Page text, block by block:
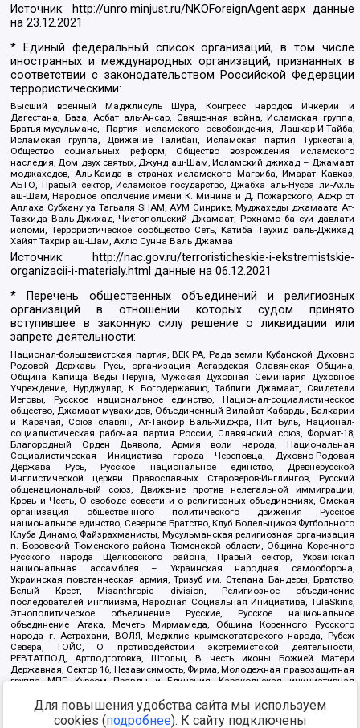
Источник: http://unro.minjust.ru/NKOForeignAgent.aspxданные
на23.12.2021
* Единый федеральный список организаций, в том числе
иностранных и международных организаций, признанных в
соответствии с законодательством Российской Федерации
террористическими:
Высший военный Маджлисуль Шура, Конгресс народов Ичкерии и
Дагестана, База, Асбат аль-Ансар, Священная война, Исламская группа,
Братья-мусульмане, Партия исламского освобождения, Лашкар-И-Тайба,
Исламская группа, Движение Талибан, Исламская партия Туркестана,
Общество социальных реформ, Общество возрождения исламского
наследия, Дом двух святых, Джунд аш-Шам, Исламский джихад – Джамаат
моджахедов, Аль-Каида в странах исламского Магриба, Имарат Кавказ,
АБТО, Правый сектор, Исламское государство, Джабха аль-Нусра ли-Ахль
аш-Шам, Народное ополчение имени К. Минина и Д. Пожарского, Аджр от
Аллаха Субхану уа Тагьаля SHAM, АУМ Синрике, Муджахеды джамаата Ат-
Тавхида Валь-Джихад, Чистопольский Джамаат, Рохнамо ба суи давлати
исломи, Террористическое сообщество Сеть, Катиба Таухид валь-Джихад,
Хайят Тахрир аш-Шам, Ахлю Сунна Валь Джамаа
Источник:
http://nac.gov.ru/terroristicheskie-i-ekstremistskie-
organizacii-i-materialy.html данные на06.12.2021
* Перечень общественных объединений и религиозных
организаций в отношении которых судом принято
вступившее в законную силу решение о ликвидации или
запрете деятельности:
Национал-большевистская партия, ВЕК РА, Рада земли Кубанской Духовно
Родовой Державы Русь, организация Асгардская Славянская Община,
Община Капища Веды Перуна, Мужская Духовная Семинария Духовное
Учреждение, Нурджулар, К Богодержавию, Таблиги Джамаат, Свидетели
Иеговы, Русское национальное единство, Национал-социалистическое
общество, Джамаат мувахидов, Объединенный Вилайат Кабарды, Балкарии
и Карачая, Союз славян, Ат-Такфир Валь-Хиджра, Пит Буль, Национал-
социалистическая рабочая партия России, Славянский союз, Формат-18,
Благородный Орден Дьявола, Армия воли народа, Национальная
Социалистическая Инициатива города Череповца, Духовно-Родовая
Держава Русь, Русское национальное единство, Древнерусской
Инглистической церкви Православных Староверов-Инглингов, Русский
общенациональный союз, Движение против нелегальной иммиграции,
Кровь и Честь, О свободе совести и о религиозных объединениях, Омская
организация общественного политического движения Русское
национальное единство, Северное Братство, Клуб Болельщиков Футбольного
Клуба Динамо, Файзрахманисты, Мусульманская религиозная организация
п. Боровский Тюменского района Тюменской области, Община Коренного
Русского народа Щелковского района, Правый сектор, Украинская
национальная ассамблея – Украинская народная самооборона,
Украинская повстанческая армия, Тризуб им. Степана Бандеры, Братство,
Белый Крест, Misanthropic division, Религиозное объединение
последователей инглиизма, Народная Социальная Инициатива, TulaSkins,
Этнополитическое объединение Русские, Русское национальное
объединение Атака, Мечеть Мирмамеда, Община Коренного Русского
народа г. Астрахани, ВОЛЯ, Меджлис крымскотатарского народа, Рубеж
Севера, ТОЙС, О противодействии экстремистской деятельности,
РЕВТАТПОД, Артподготовка, Штольц, В честь иконы Божией Матери
Державная, Сектор 16, Независимость, Фирма, Молодежная правозащитная
группа МПГ, Курсом Правды и Единения, Каракольская инициативная
Благотворительный пансионат Ак Умут, Русская республика Русь,
Арестантское уголовное единство, Башкорт, Нация и свобода, W.H.С., Фалунь
Дафа, Иртыш Ultras, Русский Патриотический клуб-Новокузнецк/РПК,
Для повышения удобства сайта мы используем
cookies (подробнее). К сайту подключены